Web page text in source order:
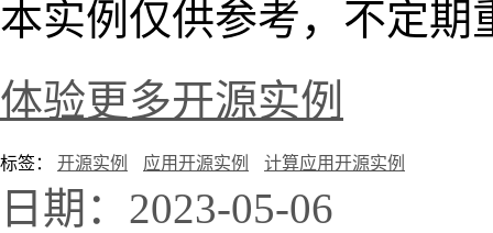
本实例仅供参考，不定期
体验更多开源实例
标签： 开源实例 应用开源实例 计算应用开源实例
日期：2023-05-06